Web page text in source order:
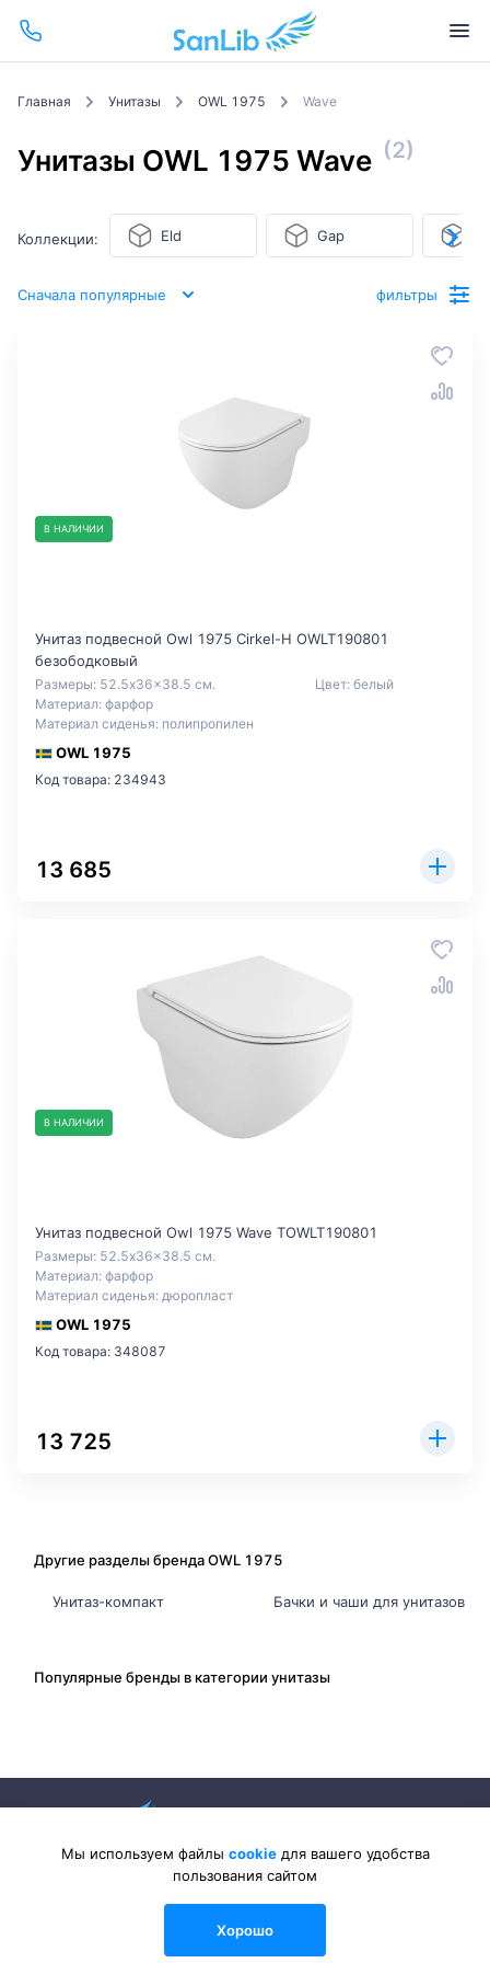
Главная Унитазы OWL 1975 Wave
Унитазы OWL 1975 Wave (2)
Коллекции: Eld Gap
Сначала популярные фильтры
В НАЛИЧИИ
Унитаз подвесной Owl 1975 Cirkel-H OWLT190801
безободковый
Размеры: 52.5x36x38.5 см.
Материал: фарфор
Материал сиденья: полипропилен
Цвет: белый
OWL 1975
Код товара: 234943
13 685
В НАЛИЧИИ
Унитаз подвесной Owl 1975 Wave TOWLT190801
Размеры: 52.5x36x38.5 см.
Материал: фарфор
Материал сиденья: дюропласт
OWL 1975
Код товара: 348087
13 725
Другие разделы бренда OWL 1975
Унитаз-компакт Бачки и чаши для унитазов
Популярные бренды в категории унитазы
2026 © Sanlib-Santehnika.ru — интернет-магазин сантехники
Мы используем файлы cookieдля вашего удобства
пользования сайтом
Хорошо